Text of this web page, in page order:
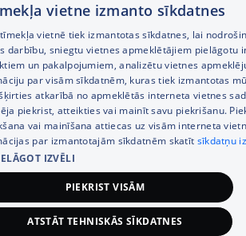
vietne izmanto sīkdatnes
vietnē tiek izmantotas sīkdatnes, lai
darbību, sniegtu vietnes apmeklētājiem pielāgotu
un pakalpojumiem, analizētu vietnes
par visām sīkdatnēm, kuras tiek izmantotas
atkarībā no apmeklētās interneta vietnes
piekrist, atteikties vai mainīt savu piekrišanu.
vai mainīšana attiecas uz visām interneta
par izmantotajām sīkdatnēm skatīt sīkdatņu
IZVĒLI
PIEKRIST VISĀM
ATSTĀT TEHNISKĀS SĪKDATNES